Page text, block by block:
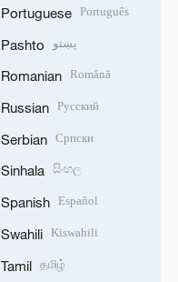
Portuguese Português
Pashto پښتو
Romanian Română
Russian Русский
Serbian Српски
Sinhala සිංහල
Spanish Español
Swahili Kiswahili
Tamil தமிழ்